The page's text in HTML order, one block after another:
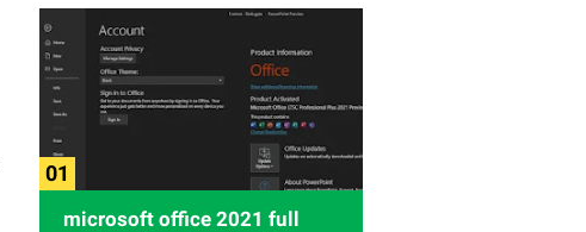
microsoft office 2021 full